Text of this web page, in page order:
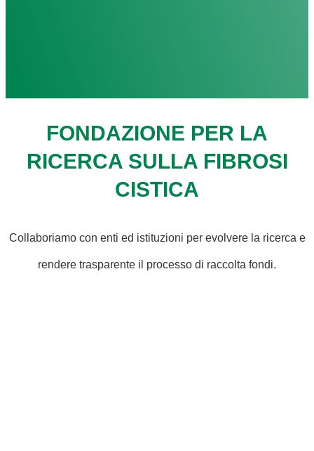
FONDAZIONE PER LA
RICERCA SULLA FIBROSI
CISTICA
Collaboriamo con enti ed istituzioni per evolvere la ricerca e
rendere trasparente il processo di raccolta fondi.